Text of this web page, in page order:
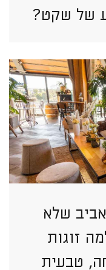
של שקט?
שלא
זוגות
טבעית